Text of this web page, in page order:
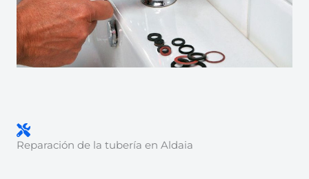
Reparación de la tubería en Aldaia